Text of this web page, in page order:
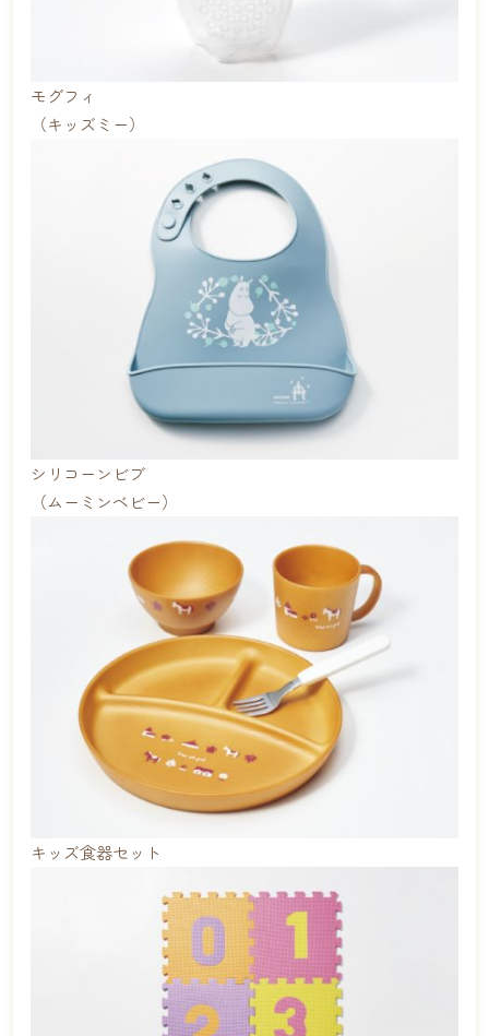
モグフィ
（キッズミー）
シリコーンビブ
（ムーミンベビー）
キッズ食器セット